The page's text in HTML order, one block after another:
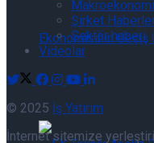
Market Update –
Ekonomisinin
Market Update –
Şirket
Sektör haberi
Videolar
© 2025 İş Yatırım
İnternet sitemize